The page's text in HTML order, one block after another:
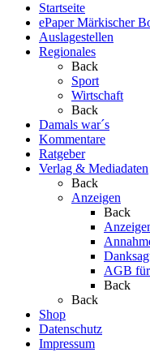
Startseite
ePaper Märkischer
Auslagestellen
Regionales
Back
Sport
Wirtschaft
Back
Damals war´s
Kommentare
Ratgeber
Verlag & Mediadaten
Back
Anzeigen
Back
AGB für
Back
Back
Shop
Datenschutz
Impressum